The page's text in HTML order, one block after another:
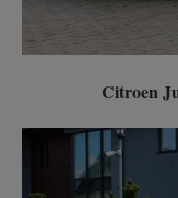
Citroen